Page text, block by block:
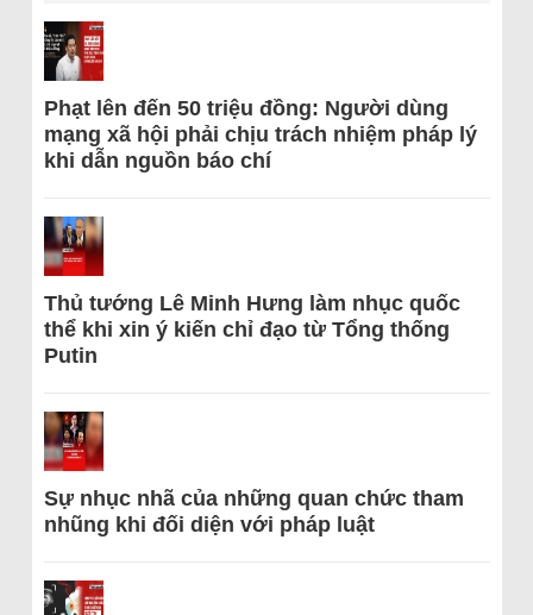
Phạt lên đến 50 triệu đồng: Người dùng
mạng xã hội phải chịu trách nhiệm pháp lý
khi dẫn nguồn báo chí
Thủ tướng Lê Minh Hưng làm nhục quốc
thể khi xin ý kiến chỉ đạo từ Tổng thống
Putin
Sự nhục nhã của những quan chức tham
nhũng khi đối diện với pháp luật